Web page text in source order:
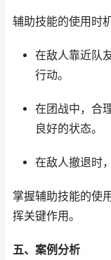
辅助技能的使用时
在敌人靠近队
行动。
在团战中，合
良好的状态。
在敌人撤退时
掌握辅助技能的使
挥关键作用。
五、案例分析